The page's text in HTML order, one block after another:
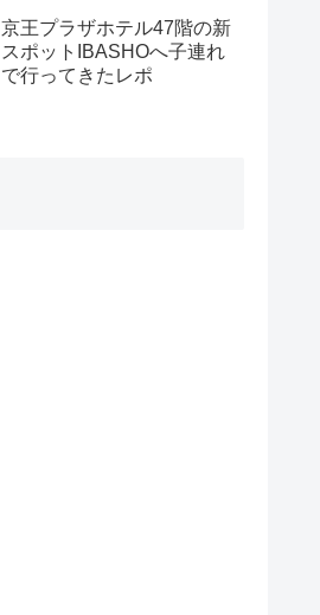
京王プラザホテル47階の新
スポットIBASHOへ子連れ
で行ってきたレポ